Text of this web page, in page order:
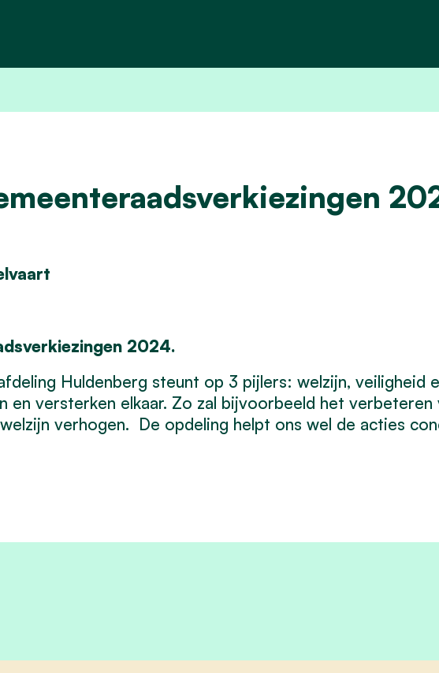
2024.
Huldenberg steunt op 3 pijlers: welzijn, veiligheid
en versterken elkaar. Zo zal bijvoorbeeld het
verhogen. De opdeling helpt ons wel de acties